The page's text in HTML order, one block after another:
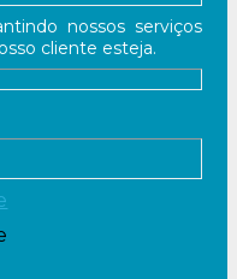
nossos serviços
cliente esteja.